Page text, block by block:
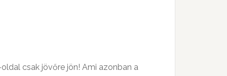
csak jövőre jön! Ami azonban a